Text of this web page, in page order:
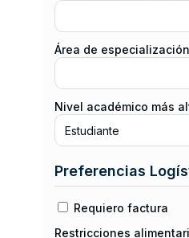
Área de
Nivel académico más
Preferencias
Requiero factura
Restricciones